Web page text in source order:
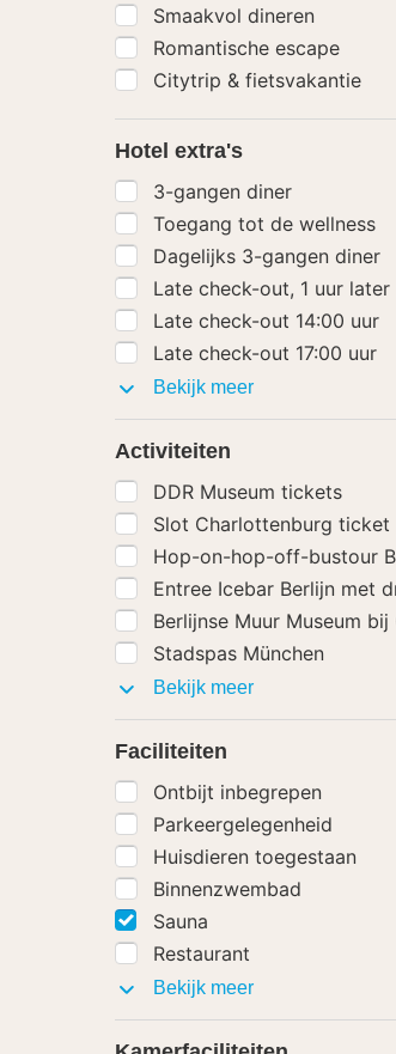
Smaakvol dineren
Romantische escape
Citytrip & fietsvakantie
Hotel extra's
3-gangen diner
Toegang tot de wellness
Dagelijks 3-gangen diner
Late check-out, 1 uur later
Late check-out 14:00 uur
Late check-out 17:00 uur
Bekijk meerHotel
Activiteiten
DDR Museum tickets
Slot Charlottenburg ticket
Hop-on-hop-off-bustour
Entree Icebar Berlijn met
Berlijnse Muur Museum
Stadspas München
Bekijk meerActiviteiten
Faciliteiten
Ontbijt inbegrepen
Parkeergelegenheid
Huisdieren toegestaan
Binnenzwembad
Sauna
Restaurant
Bekijk meerFaciliteiten